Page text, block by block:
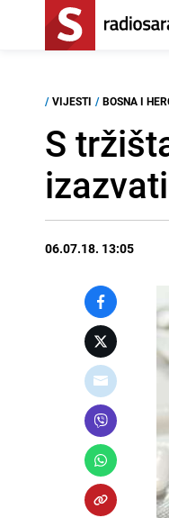
/ VIJESTI / BOSNA I
S
06.07.18. 13:05